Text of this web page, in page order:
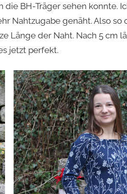
BH-Träger sehen konnte.
Nahtzugabe genäht. Also so
Länge der Naht. Nach 5 cm
jetzt perfekt.